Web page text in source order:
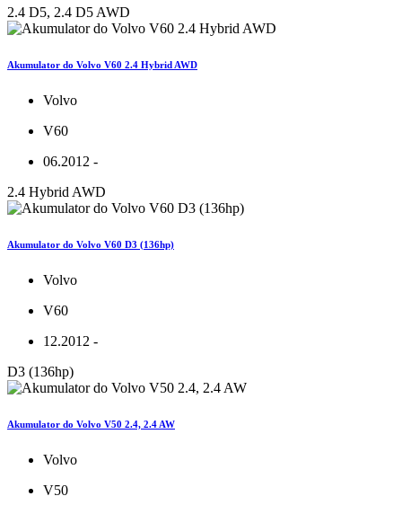
2.4 D5, 2.4 D5 AWD
Akumulator do Volvo V60 2.4 Hybrid AWD
Volvo
V60
06.2012 -
2.4 Hybrid AWD
Akumulator do Volvo V60 D3 (136hp)
Volvo
V60
12.2012 -
D3 (136hp)
Akumulator do Volvo V50 2.4, 2.4 AW
Volvo
V50